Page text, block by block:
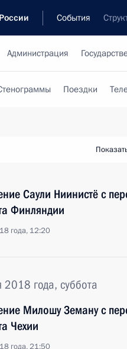
События
Администрация
Поездки
Саули Ниинистё с
Финляндии
года, 12:20
года, суббота
Милошу Земану с
Чехии
года, 21:50